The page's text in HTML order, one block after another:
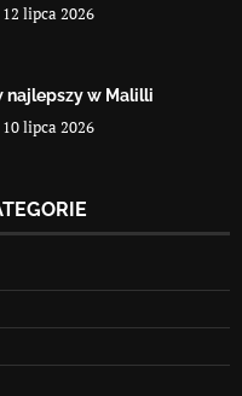
12 lipca 2026
najlepszy w Malilli
10 lipca 2026